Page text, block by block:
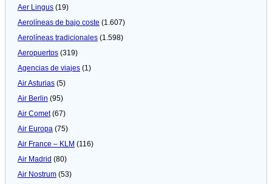
Aer Lingus (19)
Aerolíneas de bajo coste (1.607)
Aerolíneas tradicionales (1.598)
Aeropuertos (319)
Agencias de viajes (1)
Air Asturias (5)
Air Berlin (95)
Air Comet(67)
Air Europa (75)
Air France – KLM (116)
Air Madrid (80)
Air Nostrum (53)